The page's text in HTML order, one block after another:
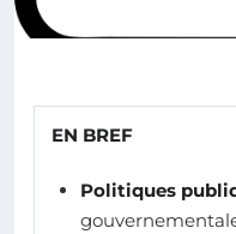
EN BREF
Politiques